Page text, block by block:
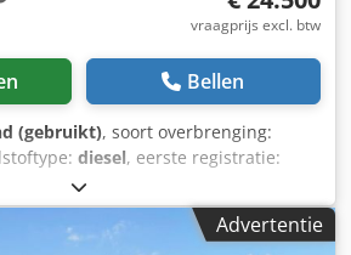
vraagprijs excl. btw
Bellen
(gebruikt), soort overbrenging:
diesel, eerste registratie:
, bedrijfsturen:
en accessoires = - Afgesloten
= Opmerkingen = CASE 21F XT
Advertentie